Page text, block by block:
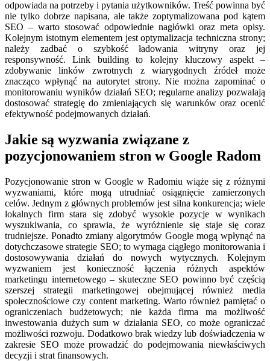
odpowiada na potrzeby i pytania użytkowników. Treść powinna być
nie tylko dobrze napisana, ale także zoptymalizowana pod kątem
SEO – warto stosować odpowiednie nagłówki oraz meta opisy.
Kolejnym istotnym elementem jest optymalizacja techniczna strony;
należy zadbać o szybkość ładowania witryny oraz jej
responsywność. Link building to kolejny kluczowy aspekt –
zdobywanie linków zwrotnych z wiarygodnych źródeł może
znacząco wpłynąć na autorytet strony. Nie można zapominać o
monitorowaniu wyników działań SEO; regularne analizy pozwalają
dostosować strategię do zmieniających się warunków oraz ocenić
efektywność podejmowanych działań.
Jakie są wyzwania związane z
pozycjonowaniem stron w Google Radom
Pozycjonowanie stron w Google w Radomiu wiąże się z różnymi
wyzwaniami, które mogą utrudniać osiągnięcie zamierzonych
celów. Jednym z głównych problemów jest silna konkurencja; wiele
lokalnych firm stara się zdobyć wysokie pozycje w wynikach
wyszukiwania, co sprawia, że wyróżnienie się staje się coraz
trudniejsze. Ponadto zmiany algorytmów Google mogą wpłynąć na
dotychczasowe strategie SEO; to wymaga ciągłego monitorowania i
dostosowywania działań do nowych wytycznych. Kolejnym
wyzwaniem jest konieczność łączenia różnych aspektów
marketingu internetowego – skuteczne SEO powinno być częścią
szerszej strategii marketingowej obejmującej również media
społecznościowe czy content marketing. Warto również pamiętać o
ograniczeniach budżetowych; nie każda firma ma możliwość
inwestowania dużych sum w działania SEO, co może ograniczać
możliwości rozwoju. Dodatkowo brak wiedzy lub doświadczenia w
zakresie SEO może prowadzić do podejmowania niewłaściwych
decyzji i strat finansowych.